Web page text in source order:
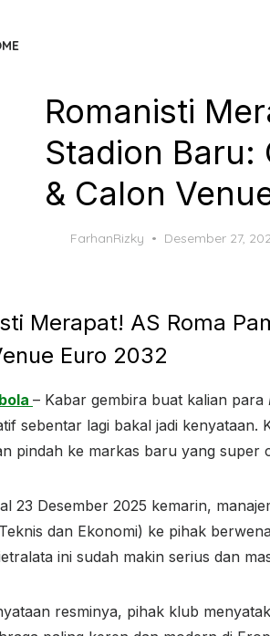
Romanisti
Stadion Baru:
& Calon
FarhanRizky
Posted
Desember 27,
Merapat! AS Roma
Euro 2032
– Kabar gembira buat kalian para
sebentar lagi bakal jadi
pindah ke markas baru yang super
23 Desember 2025 kemarin,
dan Ekonomi) ke pihak
ini sudah makin serius dan
resminya, pihak klub